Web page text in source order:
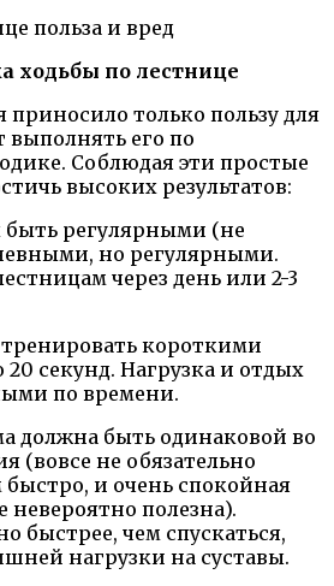
ходьбы по лестнице
только пользу для
выполнять его по
Соблюдая эти простые
высоких результатов:
регулярными (не
но регулярными.
через день или 2-3
короткими
20 секунд. Нагрузка и отдых
по времени.
должна быть одинаковой во
(вовсе не обязательно
и очень спокойная
невероятно полезна).
быстрее, чем спускаться,
нагрузки на суставы.